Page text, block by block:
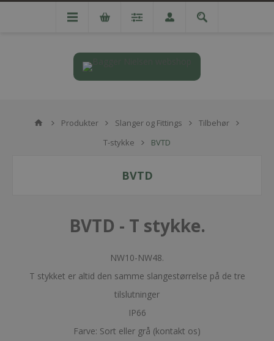
Produkter Slanger og Fittings
Tilbehør
T-stykke
BVTD
BVTD
BVTD - T stykke.
NW10-NW48.
T stykket er altid den samme slangestørrelse på de tre
tilslutninger
IP66
Farve: Sort eller grå (kontakt os)